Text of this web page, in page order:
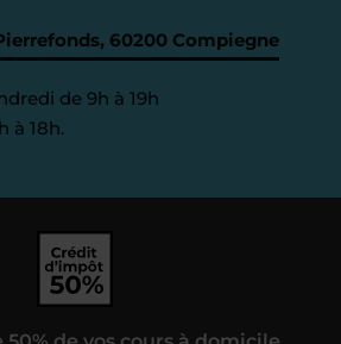
60200 Compiegne
de 9h à 19h
à 18h.